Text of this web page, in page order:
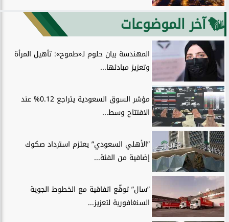
آخر الموضوعات
المهندسة بيان حلوم لـ«طموح»: تأهيل المرأة
وتعزيز مبادئها...
مؤشر السوق السعودية يتراجع 0.12% عند
الافتتاح وسط...
”الأهلي السعودي” يعتزم استرداد صكوك
إضافية من الفئة...
”سال” توقّع اتفاقية مع الخطوط الجوية
السنغافورية لتعزيز...